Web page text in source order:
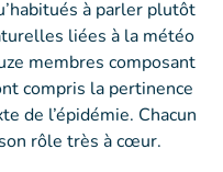
à parler plutôt
liées à la météo
membres composant
compris la pertinence
de l’épidémie. Chacun
rôle très à cœur.